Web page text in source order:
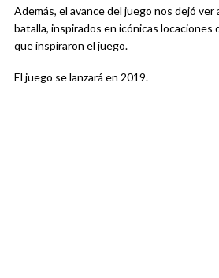
Además, el avance del juego nos dejó
batalla, inspirados en icónicas locaciones
que inspiraron el juego.
El juego se lanzará en 2019.